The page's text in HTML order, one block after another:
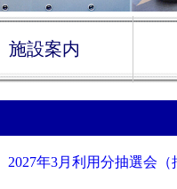
施設案内
2027年3月利用分抽選会（